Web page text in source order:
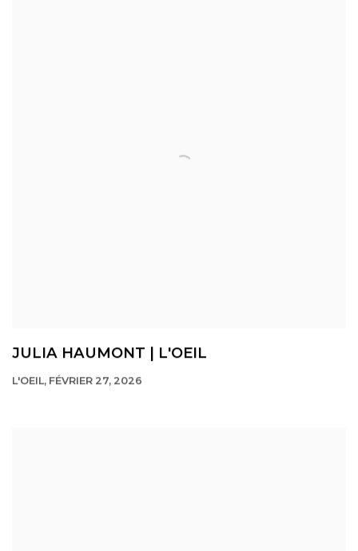
JULIA HAUMONT | L'OEIL
L'OEIL, FÉVRIER 27, 2026